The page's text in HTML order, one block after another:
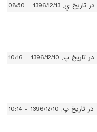
در تاریخ ي, 1396/12/13 - 08:50
در تاریخ پ, 1396/12/10 - 10:16
در تاریخ پ, 1396/12/10 - 10:14